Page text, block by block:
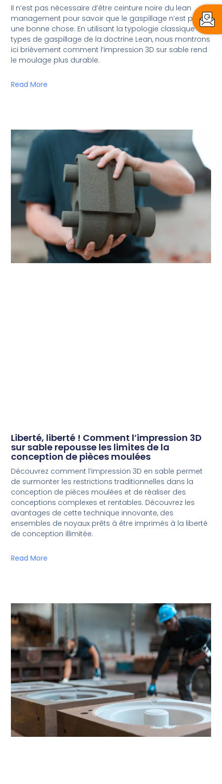
Il n’est pas nécessaire d’être ceinture noire du lean
management pour savoir que le gaspillage n’est pas
une bonne chose. En utilisant la typologie classique des
types de gaspillage de la doctrine Lean, nous montrons
ici brièvement comment l’impression 3D sur sable rend
le moulage plus durable.
Read More
Liberté, liberté ! Comment l’impression 3D
sur sable repousse les limites de la
conception de pièces moulées
Découvrez comment l’impression 3D en sable permet
de surmonter les restrictions traditionnelles dans la
conception de pièces moulées et de réaliser des
conceptions complexes et rentables. Découvrez les
avantages de cette technique innovante, des
ensembles de noyaux prêts à être imprimés à la liberté
de conception illimitée.
Read More